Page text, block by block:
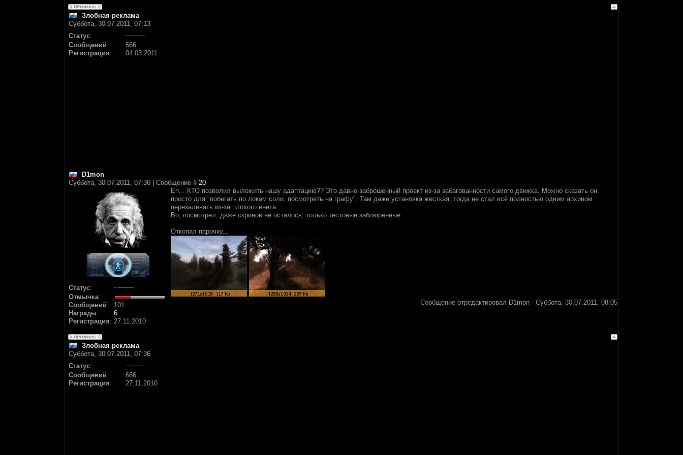
Злобная реклама
Суббота, 30.07.2011, 07:13
Статус:
Сообщений:
666
Регистрация: 04.03.2011
D1mon
Суббота, 30.07.2011, 07:36 | Сообщение # 20
Статус:
Отмычка:
Сообщений:
101
Награды:
6
Регистрация: 27.11.2010
Еп... КТО позволил выложить нашу адаптацию?? Это давно заброшенный проект из-за забагованности самого движка. Можно сказать он
просто для "побегать по локам соли, посмотреть на графу". Там даже установка жесткая, тогда не стал всё полностью одним архивом
перезаливать из-за плохого инета...
Во, посмотрел, даже скринов не осталось, только тестовые заблюренные..
Откопал парочку...
Сообщение отредактировал D1mon - Суббота, 30.07.2011, 08:05
Злобная реклама
Суббота, 30.07.2011, 07:36
Статус:
Сообщений:
666
Регистрация: 27.11.2010